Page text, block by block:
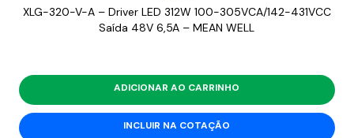
XLG-320-V-A – Driver LED 312W 100-305VCA/142-431VCC
Saída 48V 6,5A – MEAN WELL
ADICIONAR AO CARRINHO
INCLUIR NA COTAÇÃO